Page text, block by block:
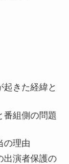
きた経緯と
番組側の問題
の理由
出演者保護の